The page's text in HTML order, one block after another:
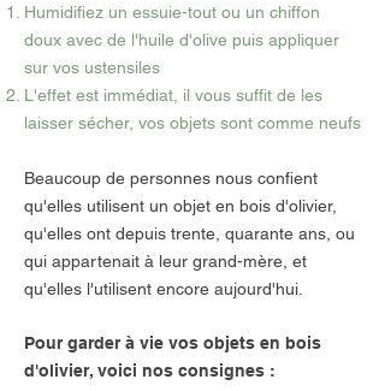
Humidifiez un essuie-tout ou un chiffon
doux avec de l'huile d'olive puis appliquer
sur vos ustensiles
L'effet est immédiat, il vous suffit de les
laisser sécher, vos objets sont comme neufs
Beaucoup de personnes nous confient
qu'elles utilisent un objet en bois d'olivier,
qu'elles ont depuis trente, quarante ans, ou
qui appartenait à leur grand-mère, et
qu'elles l'utilisent encore aujourd'hui.
Pour garder à vie vos objets en bois
d'olivier, voici nos consignes :